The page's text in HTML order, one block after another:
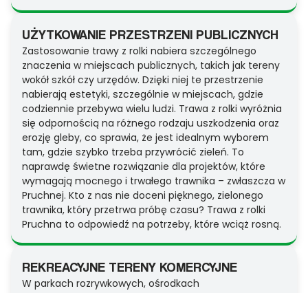
UŻYTKOWANIE PRZESTRZENI PUBLICZNYCH
Zastosowanie trawy z rolki nabiera szczególnego
znaczenia w miejscach publicznych, takich jak tereny
wokół szkół czy urzędów. Dzięki niej te przestrzenie
nabierają estetyki, szczególnie w miejscach, gdzie
codziennie przebywa wielu ludzi. Trawa z rolki wyróżnia
się odpornością na różnego rodzaju uszkodzenia oraz
erozję gleby, co sprawia, że jest idealnym wyborem
tam, gdzie szybko trzeba przywrócić zieleń. To
naprawdę świetne rozwiązanie dla projektów, które
wymagają mocnego i trwałego trawnika – zwłaszcza w
Pruchnej. Kto z nas nie doceni pięknego, zielonego
trawnika, który przetrwa próbę czasu? Trawa z rolki
Pruchna to odpowiedź na potrzeby, które wciąż rosną.
REKREACYJNE TERENY KOMERCYJNE
W parkach rozrywkowych, ośrodkach